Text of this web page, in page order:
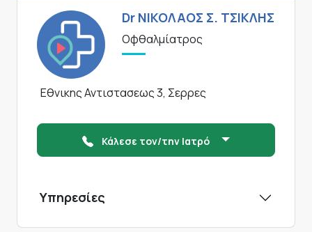
Dr ΝΙΚΟΛΑΟΣ Σ. ΤΣΙΚΛΗΣ
Οφθαλμίατρος
Εθνικης Αντιστασεως 3, Σερρες
Κάλεσε τον/την Ιατρό
Υπηρεσίες